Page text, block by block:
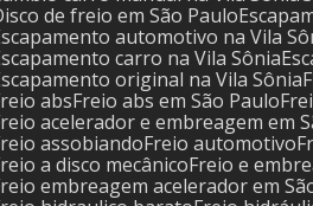
Disco de freio em São Paulo
Escapamento automotivo na Vila
Escapamento carro na Vila Sônia
Escapamento original na Vila Sônia
Freio abs Freio abs em São Paulo
Freio acelerador e embreagem em
Freio assobiando Freio automotivo
Freio a disco mecânico Freio e
Freio embreagem acelerador em